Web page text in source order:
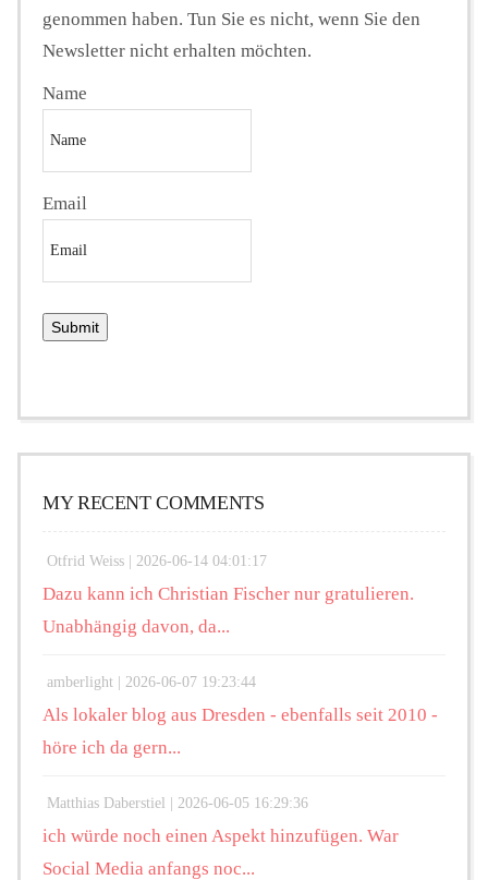
genommen haben. Tun Sie es nicht, wenn Sie den
Newsletter nicht erhalten möchten.
Name
Email
MY RECENT COMMENTS
Otfrid Weiss | 2026-06-14 04:01:17
Dazu kann ich Christian Fischer nur gratulieren.
Unabhängig davon, da...
amberlight | 2026-06-07 19:23:44
Als lokaler blog aus Dresden - ebenfalls seit 2010 -
höre ich da gern...
Matthias Daberstiel | 2026-06-05 16:29:36
ich würde noch einen Aspekt hinzufügen. War
Social Media anfangs noc...